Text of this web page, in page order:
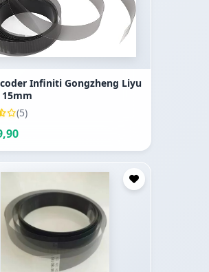
Infiniti Gongzheng Liyu
(5)